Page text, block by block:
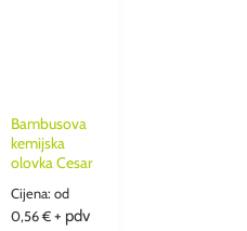
Bambusova
kemijska
olovka Cesar
Cijena: od
0,56 € + pdv